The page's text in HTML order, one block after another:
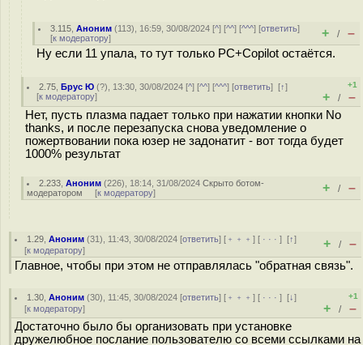
3.115 ,Аноним (113), 16:59, 30/08/2024 [^] [^^] [^^^] [ответить]
[к модератору] + / –
Ну если 11 упала, то тут только PC+Copilot остаётся.
2.75 ,Брус Ю (?), 13:30, 30/08/2024 [^] [^^] [^^^] [ответить][↑]
[к модератору]
+1
+ / –
Нет, пусть плазма падает только при нажатии кнопки No
thanks, и после перезапуска снова уведомление о
пожертвовании пока юзер не задонатит - вот тогда будет
1000% результат
2.233 ,Аноним (226), 18:14, 31/08/2024Скрыто ботом-
модератором [к модератору] + / –
1.29 ,Аноним (31), 11:43, 30/08/2024 [ответить] [ ﹢﹢﹢] [ · · ·][↑]
[к модератору] + / –
Главное, чтобы при этом не отправлялась "обратная связь".
1.30 ,Аноним (30), 11:45, 30/08/2024 [ответить] [ ﹢﹢﹢] [ · · ·][↓]
[к модератору]
+1
+ / –
Достаточно было бы организовать при установке
дружелюбное послание пользователю со всеми ссылками на